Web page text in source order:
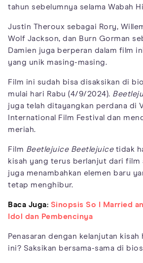
tahun sebelumnya selama Wabah
Justin Theroux sebagai Rory,
Wolf Jackson, dan Burn Gorman
Damien juga berperan dalam film
yang unik masing-masing.
Film ini sudah bisa disaksikan di
mulai hari Rabu (4/9/2024).
juga telah ditayangkan perdana di
International Film Festival dan
meriah.
Film Beetlejuice Beetlejuicetidak
kisah yang terus berlanjut dari film
juga menambahkan elemen baru
tetap menghibur.
Baca Juga: Sinopsis So I Married
Idol dan Pembencinya
Penasaran dengan kelanjutan
ini? Saksikan bersama-sama di